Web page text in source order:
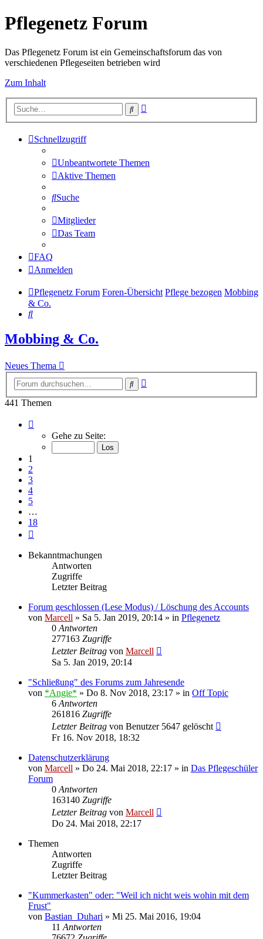
Pflegenetz Forum
Das Pflegenetz Forum ist ein Gemeinschaftsforum das von
verschiedenen Pflegeseiten betrieben wird
Zum Inhalt
Suche
Schnellzugriff
Unbeantwortete Themen
Aktive Themen
Suche
Mitglieder
Das Team
FAQ
Anmelden
Pflegenetz Forum Foren-Übersicht Pflege bezogen Mobbing
& Co.
Suche
Mobbing & Co.
Neues Thema
Suche
441 Themen
von
Gehe zu Seite:
1
2
3
4
5
…
18
Bekanntmachungen
Antworten
Zugriffe
Letzter Beitrag
Forum geschlossen (Lese Modus) / Löschung des Accounts
von Marcell » Sa 5. Jan 2019, 20:14 » in Pflegenetz
0 Antworten
277163 Zugriffe
Letzter Beitrag von Marcell
Sa 5. Jan 2019, 20:14
"Schließung" des Forums zum Jahresende
von *Angie* » Do 8. Nov 2018, 23:17 » in Off Topic
6 Antworten
261816 Zugriffe
Letzter Beitrag von Benutzer 5647 gelöscht
Fr 16. Nov 2018, 18:32
Datenschutzerklärung
von Marcell » Do 24. Mai 2018, 22:17 » in Das Pflegeschüler
Forum
0 Antworten
163140 Zugriffe
Letzter Beitrag von Marcell
Do 24. Mai 2018, 22:17
Themen
Antworten
Zugriffe
Letzter Beitrag
"Kummerkasten" oder: "Weil ich nicht weis wohin mit dem
Frust"
von Bastian_Duhari » Mi 25. Mai 2016, 19:04
11 Antworten